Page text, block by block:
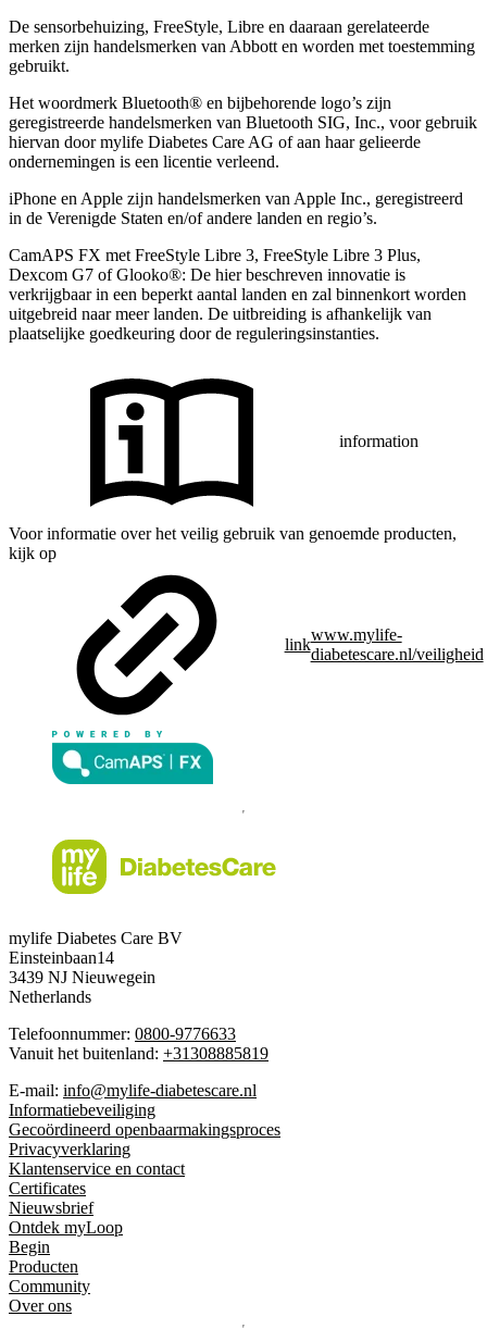
De sensorbehuizing, FreeStyle, Libre en daaraan gerelateerde
merken zijn handelsmerken van Abbott en worden met toestemming
gebruikt.
Het woordmerk Bluetooth® en bijbehorende logo’s zijn
geregistreerde handelsmerken van Bluetooth SIG, Inc., voor gebruik
hiervan door mylife Diabetes Care AG of aan haar gelieerde
ondernemingen is een licentie verleend.
iPhone en Apple zĳn handelsmerken van Apple Inc., geregistreerd
in de Verenigde Staten en/of andere landen en regio’s.
CamAPS FX met FreeStyle Libre 3, FreeStyle Libre 3 Plus,
Dexcom G7 of Glooko®: De hier beschreven innovatie is
verkrijgbaar in een beperkt aantal landen en zal binnenkort worden
uitgebreid naar meer landen. De uitbreiding is afhankelijk van
plaatselijke goedkeuring door de reguleringsinstanties.
information
Voor informatie over het veilig gebruik van genoemde producten,
kijk op
link
www.mylife-
diabetescare.nl/veiligheid
mylife Diabetes Care BV
Einsteinbaan14
3439 NJ Nieuwegein
Netherlands
Telefoonnummer: 0800-9776633
Vanuit het buitenland: +31308885819
E-mail: info@mylife-diabetescare.nl
Informatiebeveiliging
Gecoördineerd openbaarmakingsproces
Privacyverklaring
Klantenservice en contact
Certificates
Nieuwsbrief
Ontdek myLoop
Begin
Producten
Community
Over ons